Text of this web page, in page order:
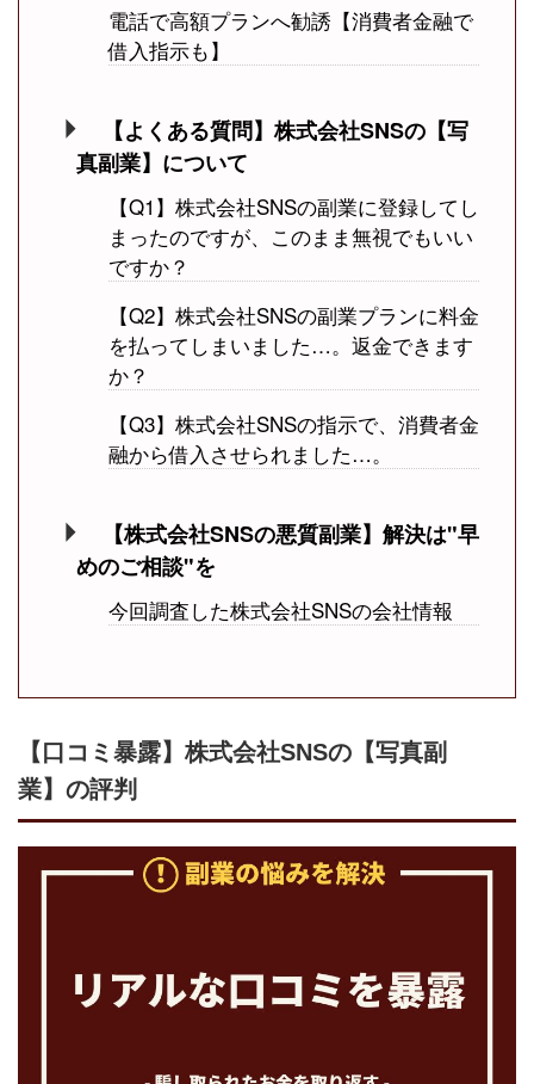
電話で高額プランへ勧誘【消費者金融で
借入指示も】
【よくある質問】株式会社SNSの【写
真副業】について
【Q1】株式会社SNSの副業に登録してし
まったのですが、このまま無視でもいい
ですか？
【Q2】株式会社SNSの副業プランに料金
を払ってしまいました…。返金できます
か？
【Q3】株式会社SNSの指示で、消費者金
融から借入させられました…。
【株式会社SNSの悪質副業】解決は"早
めのご相談"を
今回調査した株式会社SNSの会社情報
【口コミ暴露】株式会社SNSの【写真副
業】の評判